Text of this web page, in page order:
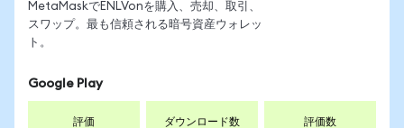
MetaMaskでENLVonを購入、売却、取引、
スワップ。最も信頼される暗号資産ウォレッ
ト。
Google Play
評価 ダウンロード数 評価数